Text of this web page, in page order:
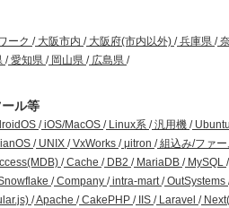
ーク /大阪市内 /大阪府(市内以外) /兵庫県 /
/愛知県 /岡山県 /広島県 /
ル等
/iOS/MacOS /Linux系 /汎用機 /Ubuntu
/UNIX /VxWorks /μitron /組込み/ファー
/Cache /DB2 /MariaDB /MySQL /
/Company /intra-mart/OutSystems
/Apache /CakePHP /IIS /Laravel /